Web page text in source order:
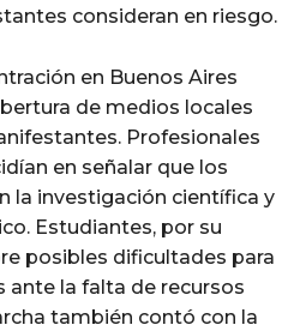
consideran en riesgo.
en Buenos Aires
de medios locales
Profesionales
en señalar que los
la investigación científica y
Estudiantes, por su
posibles dificultades para
ante la falta de recursos
también contó con la